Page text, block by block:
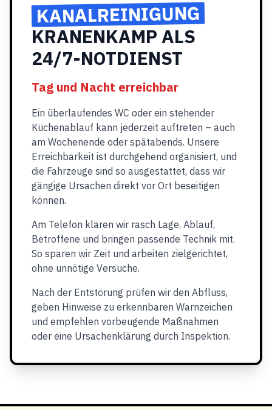
KANALREINIGUNG
KRANENKAMP ALS
24/7-NOTDIENST
Tag und Nacht erreichbar
Ein überlaufendes WC oder ein stehender
Küchenablauf kann jederzeit auftreten – auch
am Wochenende oder spätabends. Unsere
Erreichbarkeit ist durchgehend organisiert, und
die Fahrzeuge sind so ausgestattet, dass wir
gängige Ursachen direkt vor Ort beseitigen
können.
Am Telefon klären wir rasch Lage, Ablauf,
Betroffene und bringen passende Technik mit.
So sparen wir Zeit und arbeiten zielgerichtet,
ohne unnötige Versuche.
Nach der Entstörung prüfen wir den Abfluss,
geben Hinweise zu erkennbaren Warnzeichen
und empfehlen vorbeugende Maßnahmen
oder eine Ursachenklärung durch Inspektion.